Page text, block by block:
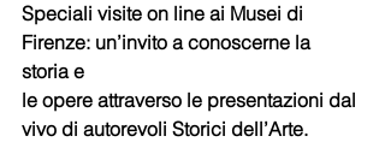
Speciali visite on line ai Musei di
Firenze: un’invito a conoscerne la
storia e
le opere attraverso le presentazioni dal
vivo di autorevoli Storici dell’Arte.